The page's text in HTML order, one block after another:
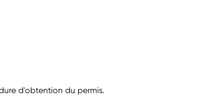
d'obtention du permis.